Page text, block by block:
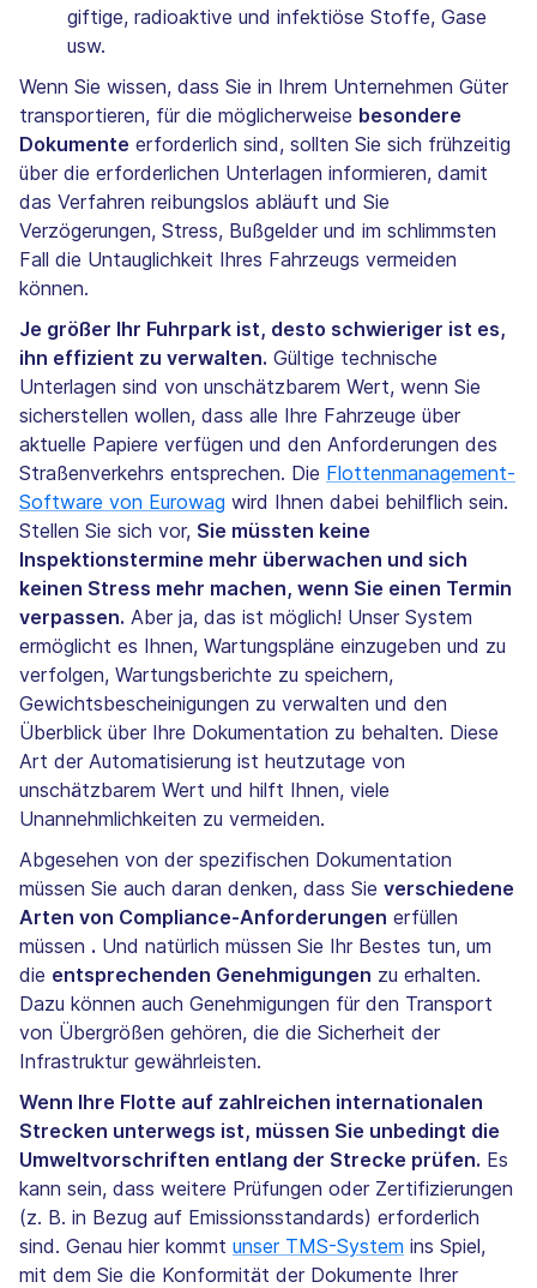
giftige, radioaktive und infektiöse Stoffe, Gase
usw.
Wenn Sie wissen, dass Sie in Ihrem Unternehmen Güter
transportieren, für die möglicherweise besondere
Dokumente erforderlich sind, sollten Sie sich frühzeitig
über die erforderlichen Unterlagen informieren, damit
das Verfahren reibungslos abläuft und Sie
Verzögerungen, Stress, Bußgelder und im schlimmsten
Fall die Untauglichkeit Ihres Fahrzeugs vermeiden
können.
Je größer Ihr Fuhrpark ist, desto schwieriger ist es,
ihn effizient zu verwalten. Gültige technische
Unterlagen sind von unschätzbarem Wert, wenn Sie
sicherstellen wollen, dass alle Ihre Fahrzeuge über
aktuelle Papiere verfügen und den Anforderungen des
Straßenverkehrs entsprechen. Die Flottenmanagement-
Software von Eurowag wird Ihnen dabei behilflich sein.
Stellen Sie sich vor, Sie müssten keine
Inspektionstermine mehr überwachen und sich
keinen Stress mehr machen, wenn Sie einen Termin
verpassen. Aber ja, das ist möglich! Unser System
ermöglicht es Ihnen, Wartungspläne einzugeben und zu
verfolgen, Wartungsberichte zu speichern,
Gewichtsbescheinigungen zu verwalten und den
Überblick über Ihre Dokumentation zu behalten. Diese
Art der Automatisierung ist heutzutage von
unschätzbarem Wert und hilft Ihnen, viele
Unannehmlichkeiten zu vermeiden.
Abgesehen von der spezifischen Dokumentation
müssen Sie auch daran denken, dass Sie verschiedene
Arten von Compliance-Anforderungen erfüllen
müssen . Und natürlich müssen Sie Ihr Bestes tun, um
die entsprechenden Genehmigungen zu erhalten.
Dazu können auch Genehmigungen für den Transport
von Übergrößen gehören, die die Sicherheit der
Infrastruktur gewährleisten.
Wenn Ihre Flotte auf zahlreichen internationalen
Strecken unterwegs ist, müssen Sie unbedingt die
Umweltvorschriften entlang der Strecke prüfen. Es
kann sein, dass weitere Prüfungen oder Zertifizierungen
(z. B. in Bezug auf Emissionsstandards) erforderlich
sind. Genau hier kommt unser TMS-System ins Spiel,
mit dem Sie die Konformität der Dokumente Ihrer